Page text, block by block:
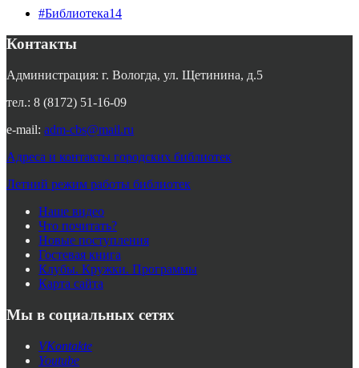
#Библиотека14
Контакты
Администрация: г. Вологда, ул. Щетинина, д.5
тел.: 8 (8172) 51-16-09
e-mail: adm-cbs@mail.ru
Адреса и контакты городских библиотек
Летний режим работы библиотек
Наше видео
Что почитать?
Новые поступления
Гостевая книга
Клубы. Кружки. Программы
Карта сайта
Мы в социальных сетях
VKontakte
Youtube